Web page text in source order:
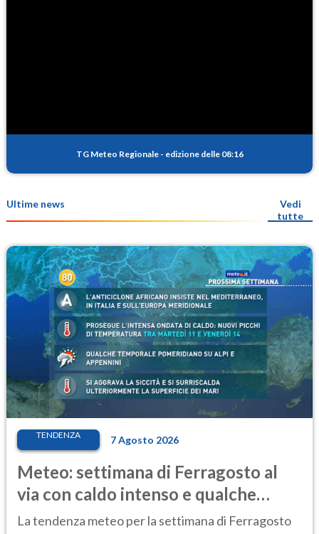
TG Meteo Regionale - edizione delle 08:16
Ultime news
Vedi
tutte
TENDENZA 7 Agosto 2026
Meteo: settimana di Ferragosto al
via con caldo intenso e qualche
temporale
La tendenza meteo per la settimana di Ferragosto